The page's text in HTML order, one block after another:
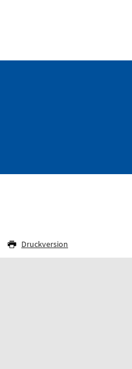
Druckversion